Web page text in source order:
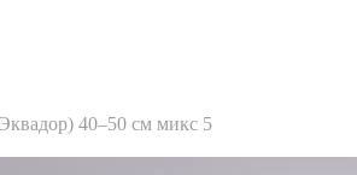
40–50 см микс 5